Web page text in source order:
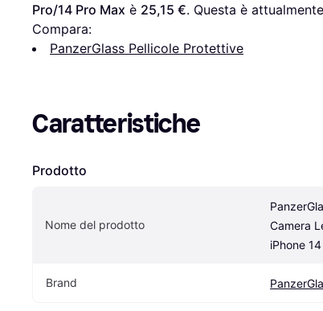
Pro/14 Pro Max è 25,15 €. Questa è
Compara:
PanzerGlass Pellicole Protettive
Caratteristiche
Prodotto
Nome del prodotto
Camera
iPhone
Brand